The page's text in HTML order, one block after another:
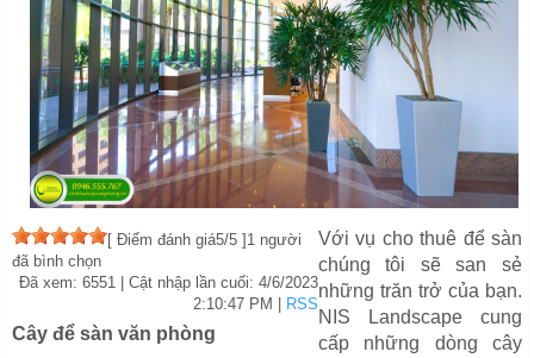
[ Điểm đánh giá5/5 ] 1 người
đã bình chọn
Đã xem: 6551| Cật nhập lần cuối: 4/6/2023
2:10:47 PM
RSS
Cây để sàn văn phòng
Với vụ cho thuê để sàn
chúng tôi sẽ san sẻ
những trăn trở của bạn.
NIS Landscape cung
cấp những dòng cây